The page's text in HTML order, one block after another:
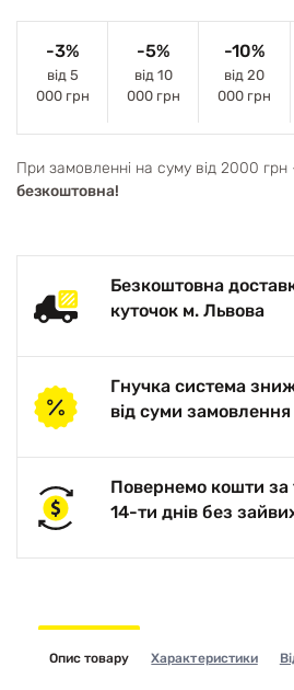
-3%
від 5
000 грн
-5%
від 10
000 грн
-10%
від 20
000 грн
При замовленні на суму від 2000 грн
безкоштовна!
Безкоштовна
куточок м. Львова
Гнучка система
від суми замовлення
Повернемо кошти за
14-ти днів без
Опис товару Характеристики